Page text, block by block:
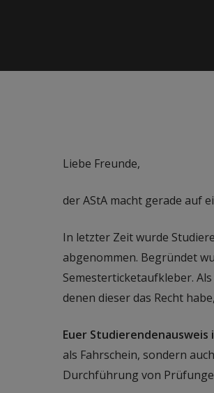
Liebe Freunde,
der AStA macht gerade auf
In letzter Zeit wurde
abgenommen. Begründet
Semesterticketaufkleber.
denen dieser das Recht
Euer Studierendenausweis
als Fahrschein, sondern
Durchführung von